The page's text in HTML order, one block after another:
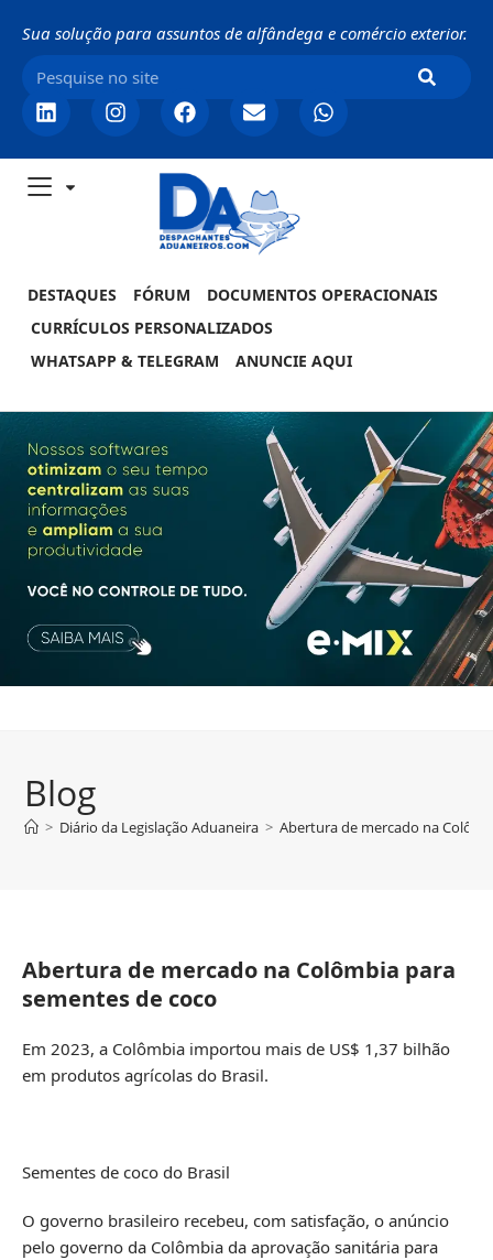
Sua solução para assuntos de alfândega e comércio exterior.
DESTAQUES FÓRUM
DOCUMENTOS OPERACIONAIS
CURRÍCULOS PERSONALIZADOS
WHATSAPP & TELEGRAM
ANUNCIE AQUI
Blog
> Diário da Legislação Aduaneira > Abertura de mercado na
Abertura de mercado na Colômbia para
sementes de coco
Em 2023, a Colômbia importou mais de US$ 1,37 bilhão
em produtos agrícolas do Brasil.
Sementes de coco do Brasil
O governo brasileiro recebeu, com satisfação, o anúncio
pelo governo da Colômbia da aprovação sanitária para